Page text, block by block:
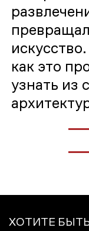
как это
узнать из
ХОТИТЕ